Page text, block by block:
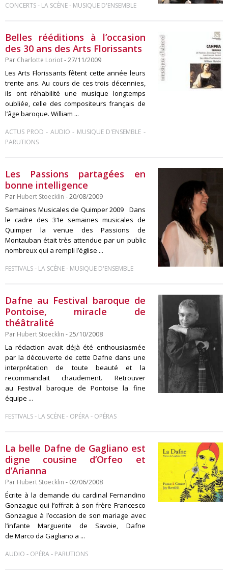
CONCERTS- LA SCÈNE- MUSIQUE D'ENSEMBLE
Belles rééditions à l’occasion
des 30 ans des Arts Florissants
Par Charlotte Loriot- 27/11/2009
Les Arts Florissants fêtent cette année leurs
trente ans. Au cours de ces trois décennies,
ils ont réhabilité une musique longtemps
oubliée, celle des compositeurs français de
l’âge baroque. William ...
ACTUS PROD - AUDIO - MUSIQUE D'ENSEMBLE -
PARUTIONS
Les Passions partagées en
bonne intelligence
Par Hubert Stoecklin - 20/08/2009
Semaines Musicales de Quimper 2009 Dans
le cadre des 31e semaines musicales de
Quimper la venue des Passions de
Montauban était très attendue par un public
nombreux qui a rempli l’église ...
FESTIVALS- LA SCÈNE- MUSIQUE D'ENSEMBLE
Dafne au Festival baroque de
Pontoise, miracle de
théâtralité
Par Hubert Stoecklin - 25/10/2008
La rédaction avait déjà été enthousiasmée
par la découverte de cette Dafne dans une
interprétation de toute beauté et la
recommandait chaudement. Retrouver
au Festival baroque de Pontoise la fine
équipe ...
FESTIVALS- LA SCÈNE- OPÉRA- OPÉRAS
La belle Dafne de Gagliano est
digne cousine d’Orfeo et
d’Arianna
Par Hubert Stoecklin - 02/06/2008
Écrite à la demande du cardinal Fernandino
Gonzague qui l’offrait à son frère Francesco
Gonzague à l’occasion de son mariage avec
l’infante Marguerite de Savoie, Dafne
de Marco da Gagliano a ...
AUDIO - OPÉRA- PARUTIONS